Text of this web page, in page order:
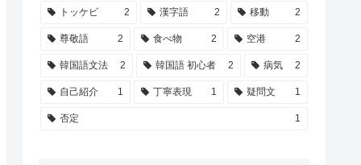
トッケビ 2 漢字語 2 移動 2
尊敬語 2 食べ物 2 空港 2
韓国語文法 2 韓国語 初心者 2 病気 2
自己紹介 1 丁寧表現 1 疑問文 1
否定 1